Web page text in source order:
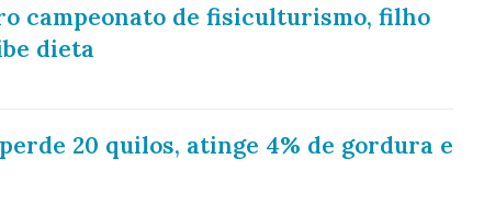
campeonato de fisiculturismo, filho
dieta
20 quilos, atinge 4% de gordura e